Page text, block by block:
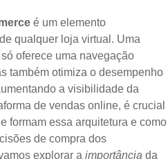
é um elemento
qualquer loja virtual. Uma
oferece uma navegação
também otimiza o desempenho
a visibilidade da
de vendas online, é crucial
formam essa arquitetura e como
de compra dos
explorar a importância da